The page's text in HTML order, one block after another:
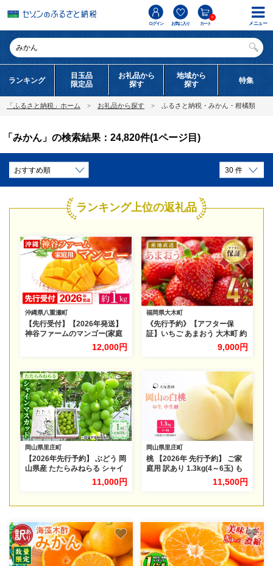
ログイン お気に入り カート
0
ランキング
目玉品
限定品
お礼品から
探す
地域から
探す
特集
「ふるさと納税」ホーム お礼品から探す ふるさと納税・みかん・柑橘類
「みかん」の検索結果：24,820件(1ページ目)
ランキング上位の返礼品
沖縄県八重瀬町
【先行受付】【2026年発送】
神谷ファームのマンゴー(家庭
用)約1Kg - 先行予約 沖縄県産
産地直送 南国フルーツ 旬の味
ンゴー 沖縄県 八重瀬町
12,000円
福岡県大木町
《先行予約》【アフター保
証】いちご あまおう 大木町 約
250g×4パック 合計1000g
【2027年1月～3月に順次出荷
9,000円
岡山県里庄町
【2026年先行予約】 ぶどう 岡
山県産 たたらみねらる シャイ
ンマスカット 1房(約600g)
《2026年8月下旬-10月下旬頃
果物 スイーツ 数量限定 期間限
11,000円
岡山県里庄町
桃 【2026年 先行予約】 ご家
庭用 訳あり 1.3kg(4～6玉) も
も モモ 国産 岡山 白桃 フルー
ツ 果物 旬 岡山県 里庄町 送料
11,500円
メニュー